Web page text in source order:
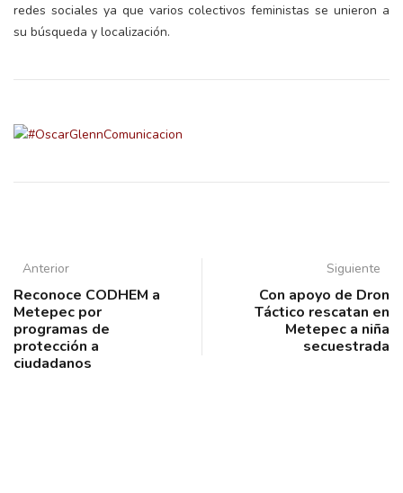
redes sociales ya que varios colectivos feministas se unieron a
su búsqueda y localización.
Anterior
Reconoce CODHEM a
Metepec por
programas de
protección a
ciudadanos
Siguiente
Con apoyo de Dron
Táctico rescatan en
Metepec a niña
secuestrada